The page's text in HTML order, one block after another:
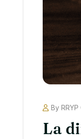
By RRYP
La